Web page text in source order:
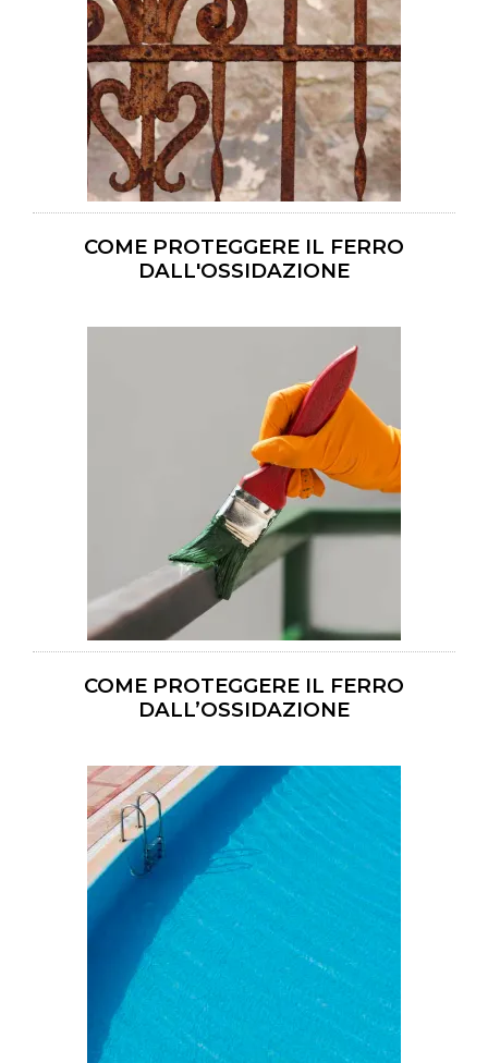
COME PROTEGGERE IL FERRO
DALL'OSSIDAZIONE
COME PROTEGGERE IL FERRO
DALL’OSSIDAZIONE